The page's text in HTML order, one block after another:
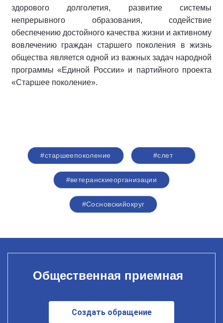
здорового долголетия, развитие системы
непрерывного образования, содействие
обеспечению достойного качества жизни и активному
вовлечению граждан старшего поколения в жизнь
общества является одной из важных задач народной
программы «Единой России» и партийного проекта
«Старшее поколение».
#старшеепоколение #слет
#ветеранскиеорганизации
#Сосновскийокруг
Общественная приемная
Создать обращение